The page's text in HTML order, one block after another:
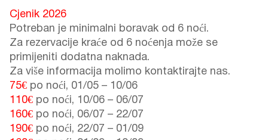
Cjenik 2026
Potreban je minimalni boravak od 6 noći.
Za rezervacije kraće od 6 noćenja može se
primijeniti dodatna naknada.
Za više informacija molimo kontaktirajte nas.
75€ po noći, 01/05 – 10/06
110€ po noći, 10/06 – 06/07
160€ po noći, 06/07 – 22/07
190€ po noći, 22/07 – 01/09